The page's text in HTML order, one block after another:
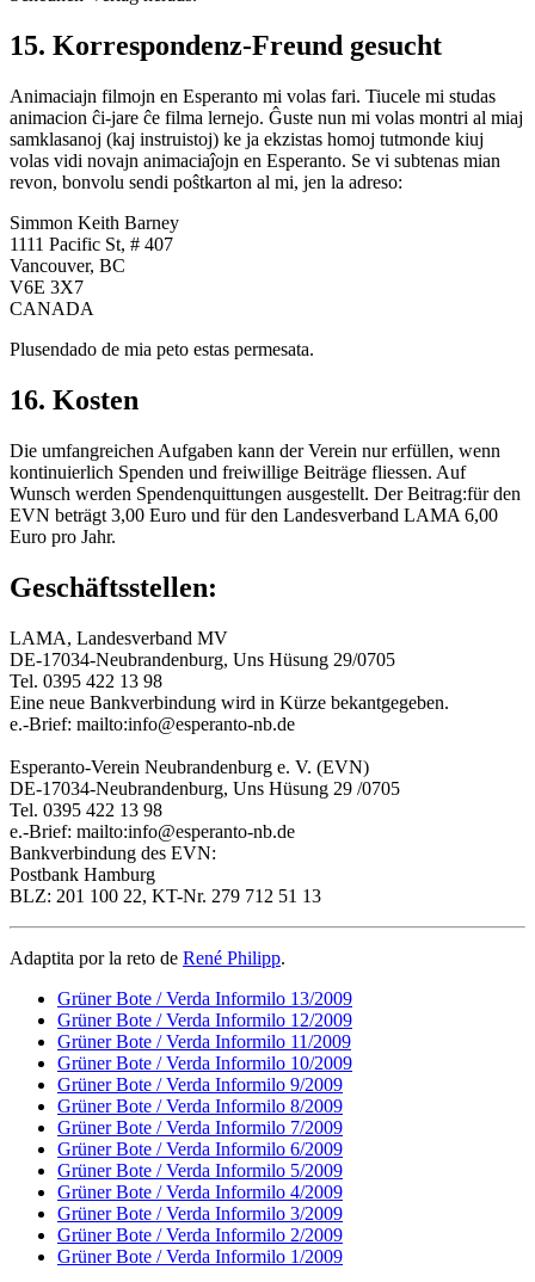
15. Korrespondenz-Freund gesucht
Animaciajn filmojn en Esperanto mi volas fari. Tiucele mi studas
animacion ĉi-jare ĉe filma lernejo. Ĝuste nun mi volas montri al miaj
samklasanoj (kaj instruistoj) ke ja ekzistas homoj tutmonde kiuj
volas vidi novajn animaciaĵojn en Esperanto. Se vi subtenas mian
revon, bonvolu sendi poŝtkarton al mi, jen la adreso:
Simmon Keith Barney
1111 Pacific St, # 407
Vancouver, BC
V6E 3X7
CANADA
Plusendado de mia peto estas permesata.
16. Kosten
Die umfangreichen Aufgaben kann der Verein nur erfüllen, wenn
kontinuierlich Spenden und freiwillige Beiträge fliessen. Auf
Wunsch werden Spendenquittungen ausgestellt. Der Beitrag:für den
EVN beträgt 3,00 Euro und für den Landesverband LAMA 6,00
Euro pro Jahr.
Geschäftsstellen:
LAMA, Landesverband MV
DE-17034-Neubrandenburg, Uns Hüsung 29/0705
Tel. 0395 422 13 98
Eine neue Bankverbindung wird in Kürze bekantgegeben.
e.-Brief: mailto:info@esperanto-nb.de
Esperanto-Verein Neubrandenburg e. V. (EVN)
DE-17034-Neubrandenburg, Uns Hüsung 29 /0705
Tel. 0395 422 13 98
e.-Brief: mailto:info@esperanto-nb.de
Bankverbindung des EVN:
Postbank Hamburg
BLZ: 201 100 22, KT-Nr. 279 712 51 13
Adaptita por la reto de René Philipp.
Grüner Bote / Verda Informilo 13/2009
Grüner Bote / Verda Informilo 12/2009
Grüner Bote / Verda Informilo 11/2009
Grüner Bote / Verda Informilo 10/2009
Grüner Bote / Verda Informilo 9/2009
Grüner Bote / Verda Informilo 8/2009
Grüner Bote / Verda Informilo 7/2009
Grüner Bote / Verda Informilo 6/2009
Grüner Bote / Verda Informilo 5/2009
Grüner Bote / Verda Informilo 4/2009
Grüner Bote / Verda Informilo 3/2009
Grüner Bote / Verda Informilo 2/2009
Grüner Bote / Verda Informilo 1/2009